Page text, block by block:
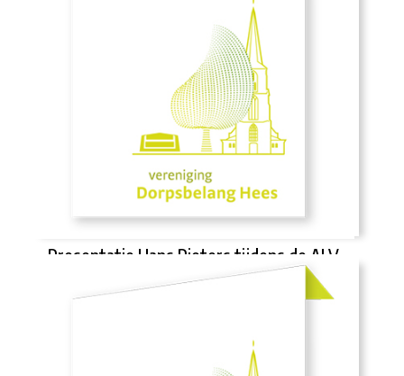
Presentatie Hans Pieters tijdens de ALV